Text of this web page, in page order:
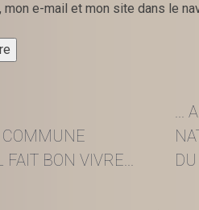
mon e-mail et mon site dans le
FAIT BON VIVRE...
...